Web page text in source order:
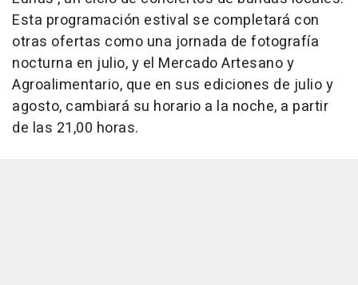
Esta programación estival se completará con
otras ofertas como una jornada de fotografía
nocturna en julio, y el Mercado Artesano y
Agroalimentario, que en sus ediciones de julio y
agosto, cambiará su horario a la noche, a partir
de las 21,00 horas.